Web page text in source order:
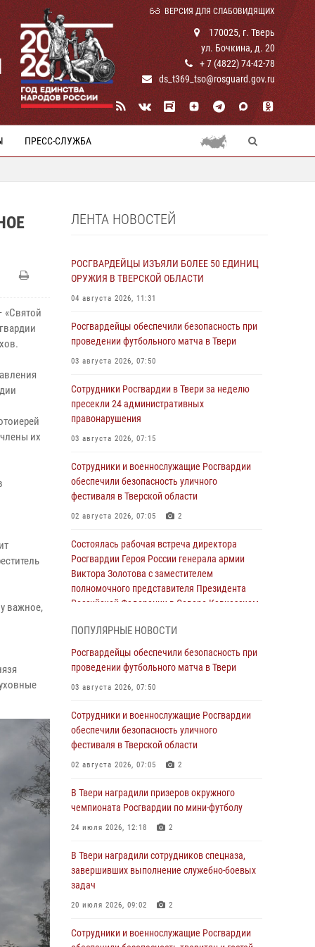
ВЕРСИЯ ДЛЯ СЛАБОВИДЯЩИХ
170025, г. Тверь
ул. Бочкина, д. 20
+ 7 (4822) 74-42-78
ds_t369_tso@rosguard.gov.ru
ПРЕСС-СЛУЖБА
«Святой
их
важное,
ЛЕНТА НОВОСТЕЙ
РОСГВАРДЕЙЦЫ ИЗЪЯЛИ БОЛЕЕ 50 ЕДИНИЦ
ОРУЖИЯ В ТВЕРСКОЙ ОБЛАСТИ
04 августа 2026, 11:31
Росгвардейцы обеспечили безопасность при
проведении футбольного матча в Твери
03 августа 2026, 07:50
Сотрудники Росгвардии в Твери за неделю
пресекли 24 административных
правонарушения
03 августа 2026, 07:15
Сотрудники и военнослужащие Росгвардии
обеспечили безопасность уличного
фестиваля в Тверской области
02 августа 2026, 07:05 2
Состоялась рабочая встреча директора
Росгвардии Героя России генерала армии
Виктора Золотова с заместителем
полномочного представителя Президента
Российской Федерации в Северо-Кавказском
Росгвардейцы в Твери приняли участие в
Сотрудники вневедомственной охраны
совершили 250 выездов и пресекли 20
правонарушений за неделю в Тверской
27 июля 2026, 08:29
В Твери наградили призеров окружного
24 июля 2026, 12:18 2
Росгвардейцы оказали помощь водителю на
дороге в городе Кашин
ПОПУЛЯРНЫЕ НОВОСТИ
Росгвардейцы обеспечили безопасность при
проведении футбольного матча в Твери
03 августа 2026, 07:50
Сотрудники и военнослужащие Росгвардии
обеспечили безопасность уличного
фестиваля в Тверской области
02 августа 2026, 07:05 2
В Твери наградили призеров окружного
чемпионата Росгвардии по мини-футболу
24 июля 2026, 12:18 2
В Твери наградили сотрудников спецназа,
завершивших выполнение служебно-боевых
задач
20 июля 2026, 09:02 2
Сотрудники и военнослужащие Росгвардии